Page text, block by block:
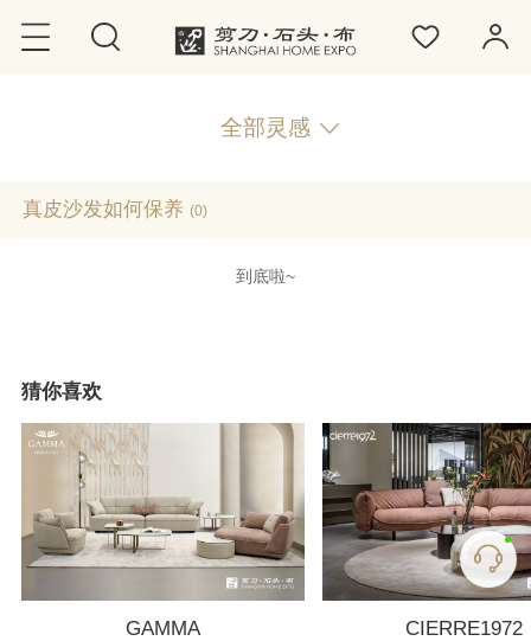
全部灵感
真皮沙发如何保养(0)
到底啦~
猜你喜欢
GAMMA
CIERRE1972